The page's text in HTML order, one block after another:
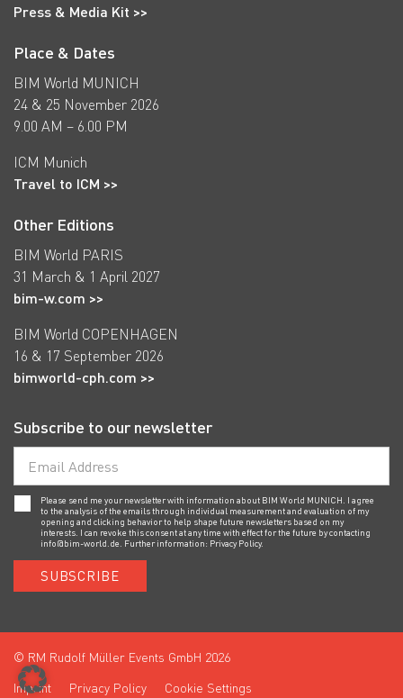
Press & Media Kit >>
Place & Dates
BIM World MUNICH
24 & 25 November 2026
9.00 AM – 6.00 PM
ICM Munich
Travel to ICM >>
Other Editions
BIM World PARIS
31 March & 1 April 2027
bim-w.com >>
BIM World COPENHAGEN
16 & 17 September 2026
bimworld-cph.com >>
Subscribe to our newsletter
Please send me your newsletter with information about BIM World MUNICH. I agree
to the analysis of the emails through individual measurement and evaluation of my
opening and clicking behavior to help shape future newsletters based on my
interests. I can revoke this consent at any time with effect for the future by contacting
info@bim-world.de . Further information: Privacy Policy.
SUBSCRIBE
© RM Rudolf Müller Events GmbH 2026
Imprint
Privacy Policy Cookie Settings